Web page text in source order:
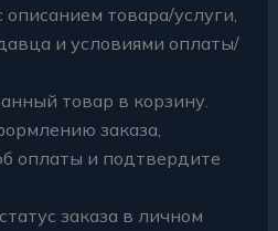
товара/услуги,
и условиями оплаты/
товар в корзину.
заказа,
оплаты и подтвердите
заказа в личном